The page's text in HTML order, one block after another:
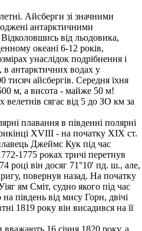
Айсберги зі значними
антарктичними
від льодовика,
океані 6-12 років,
унаслідок подрібнення і
в антарктичних водах у
тисяч айсбергів. Середня їхня
м, а висота - майже 50 м!
сягає від 5 до ЗО км за
плавання в південні полярні
XVIII - на початку XIX ст.
Джеймс Кук під час
1775 роках тричі перетнув
році він досяг 71°10' пд. ш., але,
повернув назад. На початку
ям Сміт, судно якого під час
південь від мису Горн, двічі
1819 року він висадився на її
16 січня 1820 року, а